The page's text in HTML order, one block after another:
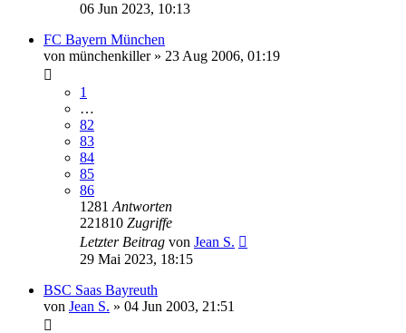
06 Jun 2023, 10:13
FC Bayern München
von münchenkiller» 23 Aug 2006, 01:19
1
…
82
83
84
85
86
1281 Antworten
221810 Zugriffe
Letzter Beitrag von Jean S.
29 Mai 2023, 18:15
BSC Saas Bayreuth
von Jean S. » 04 Jun 2003, 21:51